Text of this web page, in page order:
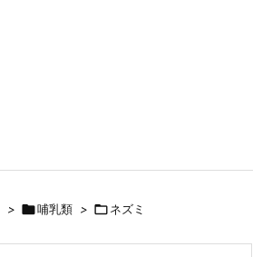
> 哺乳類 > ネズミ